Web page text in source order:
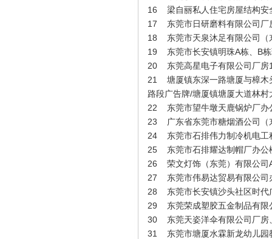
16
梁自丽私人住宅房屋结构安
17
东莞市日研磨料有限公司
18
东莞市天泉沐足有限公司
19
东莞市长安镇明珠A栋、B
20
东莞高星电子有限公司厂
21
塘厦镇东深一路塘厦与樟
路段广告牌/塘厦镇塘厦大道林
22
东莞市望牛墩天鹿锅炉厂
23
广东省东莞市糖烟酒公司
24
东莞市石排伟力制冷机电
25
东莞市石排耀达制帽厂办
26
荣文灯饰（东莞）有限公
27
东莞市伟易达贸易有限公
28
东莞市长安镇沙头社区时
29
东莞荣成塑胶五金制品有
30
东莞天姿洋伞有限公司厂
31
东莞市塘厦水霖新龙幼儿